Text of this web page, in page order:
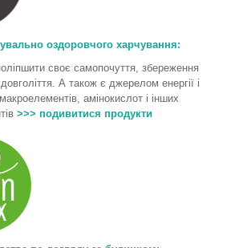
оздоровчого харчування:
своє самопочуття, збереження
А також є джерелом енергії і
макроелементів, амінокислот і інших
>>> подивитися продукти